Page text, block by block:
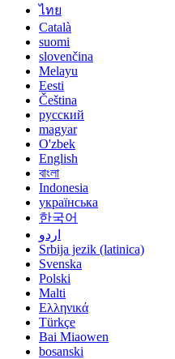
ไทย
Català
suomi
slovenčina
Melayu
Eesti
Čeština
русский
magyar
O'zbek
English
বাংলা
Indonesia
українська
한국어
اردو
Srbija jezik (latinica)
Svenska
Polski
Malti
Ελληνικά
Türkçe
Bai Miaowen
bosanski